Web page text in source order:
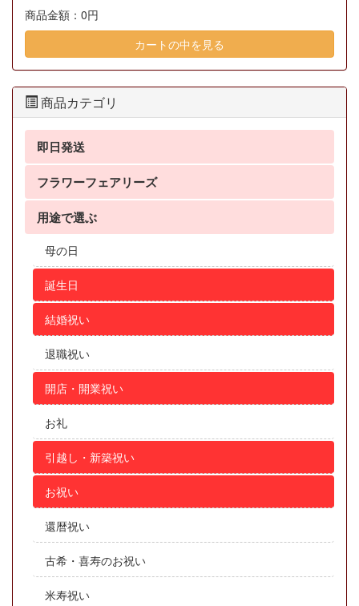
商品金額： 0円
カートの中を見る
商品カテゴリ
即日発送
フラワーフェアリーズ
用途で選ぶ
母の日
誕生日
結婚祝い
退職祝い
開店・開業祝い
お礼
引越し・新築祝い
お祝い
還暦祝い
古希・喜寿のお祝い
米寿祝い